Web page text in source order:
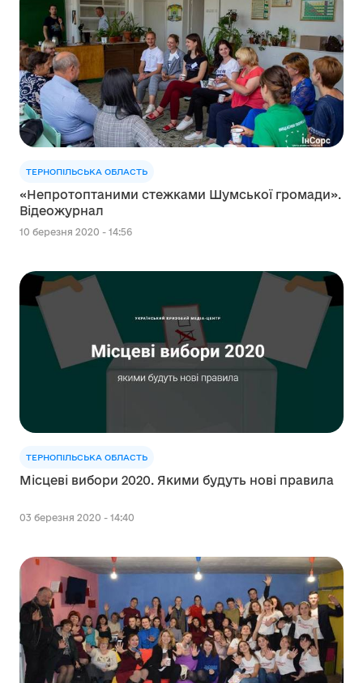
ТЕРНОПІЛЬСЬКА ОБЛАСТЬ
«Непротоптаними стежками Шумської громади».
Відеожурнал
10 березня 2020 - 14:56
ТЕРНОПІЛЬСЬКА ОБЛАСТЬ
Місцеві вибори 2020. Якими будуть нові правила
03 березня 2020 - 14:40